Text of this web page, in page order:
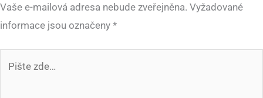
Vaše e-mailová adresa nebude zveřejněna. Vyžadované
informace jsou označeny *